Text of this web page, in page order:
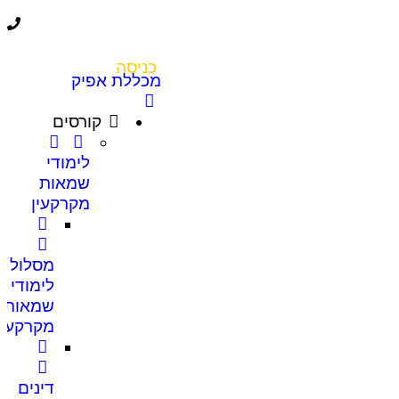
כניסה
מכללת אפיק
קורסים
לימודי
שמאות
מקרקעין
מסלול
לימודי
שמאות
דינים